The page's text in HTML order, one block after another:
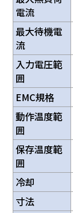
電流
最大待機電
流
入力電圧範
囲
EMC規格
動作温度範
囲
保存温度範
囲
冷却
寸法